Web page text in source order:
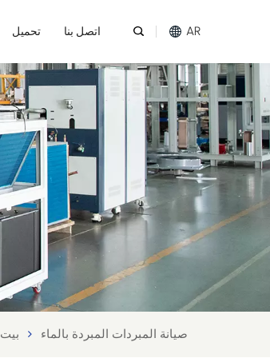
تحميل اتصل بنا AR
English
Melayu
بيت صيانة المبردات المبردة بالماء